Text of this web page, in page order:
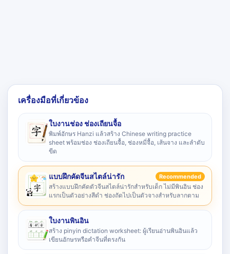
เครื่องมือที่เกี่ยวข้อง
ใบงานช่อง ช่องเถียนจื้อ
พิมพ์อักษร Hanzi แล้วสร้าง Chinese writing practice
sheet พร้อมช่อง ช่องเถียนจื้อ, ช่องหมี่จื้อ, เส้นจาง และลำดับ
ขีด
แบบฝึกคัดจีนสไตล์น่ารัก Recommended
สร้างแบบฝึกคัดตัวจีนสไตล์น่ารักสำหรับเด็ก ไม่มีพินอิน ช่อง
แรกเป็นตัวอย่างสีดำ ช่องถัดไปเป็นตัวจางสำหรับลากตาม
ใบงานพินอิน
สร้าง pinyin dictation worksheet: ผู้เรียนอ่านพินอินแล้ว
เขียนอักษรหรือคำจีนที่ตรงกัน